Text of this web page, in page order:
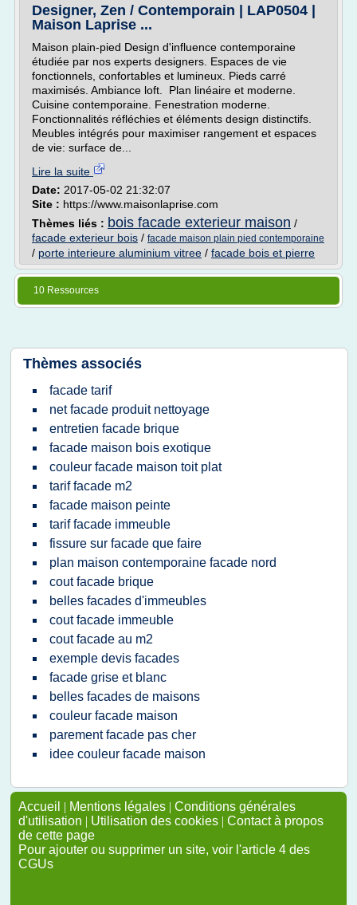
Designer, Zen / Contemporain | LAP0504 |
Maison Laprise ...
Maison plain-pied Design d'influence contemporaine
étudiée par nos experts designers. Espaces de vie
fonctionnels, confortables et lumineux. Pieds carré
maximisés. Ambiance loft. Plan linéaire et moderne.
Cuisine contemporaine. Fenestration moderne.
Fonctionnalités réfléchies et éléments design distinctifs.
Meubles intégrés pour maximiser rangement et espaces
de vie: surface de...
Lire la suite
Date: 2017-05-02 21:32:07
Site : https://www.maisonlaprise.com
Thèmes liés : bois facade exterieur maison /
facade exterieur bois / facade maison plain pied contemporaine
/ porte interieure aluminium vitree / facade bois et pierre
10 Ressources
Thèmes associés
facade tarif
net facade produit nettoyage
entretien facade brique
facade maison bois exotique
couleur facade maison toit plat
tarif facade m2
facade maison peinte
tarif facade immeuble
fissure sur facade que faire
plan maison contemporaine facade nord
cout facade brique
belles facades d'immeubles
cout facade immeuble
cout facade au m2
exemple devis facades
facade grise et blanc
belles facades de maisons
couleur facade maison
parement facade pas cher
idee couleur facade maison
Accueil | Mentions légales | Conditions générales
d'utilisation | Utilisation des cookies | Contact à propos
de cette page
Pour ajouter ou supprimer un site, voir l'article 4 des
CGUs